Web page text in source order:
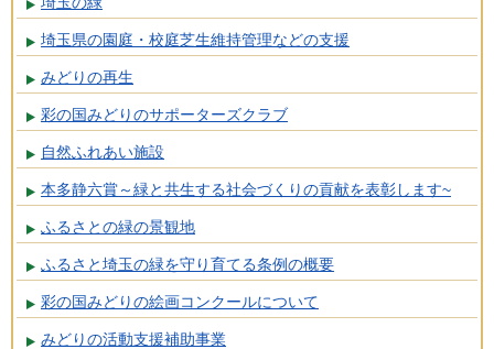
埼玉県の園庭・校庭芝生維持管理などの支援
みどりの再生
彩の国みどりのサポーターズクラブ
自然ふれあい施設
本多静六賞～緑と共生する社会づくりの貢献を表彰します~
ふるさとの緑の景観地
ふるさと埼玉の緑を守り育てる条例の概要
彩の国みどりの絵画コンクールについて
みどりの活動支援補助事業